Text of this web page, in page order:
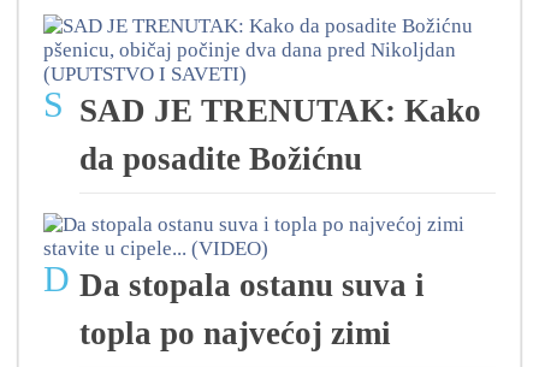
S SAD JE TRENUTAK: Kako
da posadite Božićnu
D Da stopala ostanu suva i
topla po najvećoj zimi